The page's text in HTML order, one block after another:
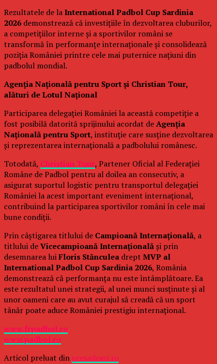
Rezultatele de laInternational Padbol Cup Sardinia
2026 demonstrează că investițiile în dezvoltarea cluburilor,
a competițiilor interne și a sportivilor români se
transformă în performanțe internaționale și consolidează
poziția României printre cele mai puternice națiuni din
padbolul mondial.
Agenția Națională pentru Sport și Christian Tour,
alături de Lotul Național
Participarea delegației României la această competiție a
fost posibilă datorită sprijinului acordat deAgenția
Națională pentru Sport, instituție care susține dezvoltarea
și reprezentarea internațională a padbolului românesc.
Totodată, Christian Tour, Partener Oficial al Federației
Române de Padbol pentru al doilea an consecutiv, a
asigurat suportul logistic pentru transportul delegației
României la acest important eveniment internațional,
contribuind la participarea sportivilor români în cele mai
bune condiții.
Prin câștigarea titlului de Campioană Internațională, a
titlului deVicecampioană Internaționalăși prin
desemnarea luiFloris Stănculea drept MVP al
International Padbol Cup Sardinia 2026, România
demonstrează că performanța nu este întâmplătoare. Ea
este rezultatul unei strategii, al unei munci susținute și al
unor oameni care au avut curajul să creadă că un sport
tânăr poate aduce României prestigiu internațional.
www.frpadbol.ro
www.padbol.ro
Articol preluat din presadeazi.ro